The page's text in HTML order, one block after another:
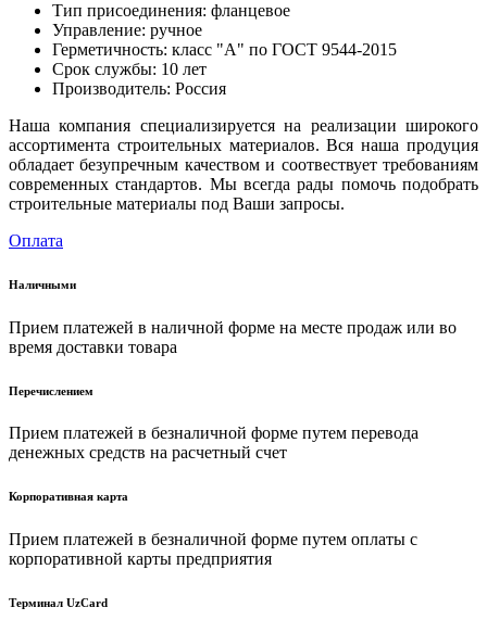
Тип присоединения: фланцевое
Управление: ручное
Герметичность: класс "А" по ГОСТ 9544-2015
Срок службы: 10 лет
Производитель: Россия
Наша компания специализируется на реализации широкого
ассортимента строительных материалов. Вся наша продуция
обладает безупречным качеством и соотвествует требованиям
современных стандартов. Мы всегда рады помочь подобрать
строительные материалы под Ваши запросы.
Оплата
Наличными
Прием платежей в наличной форме на месте продаж или во
время доставки товара
Перечислением
Прием платежей в безналичной форме путем перевода
денежных средств на расчетный счет
Корпоративная карта
Прием платежей в безналичной форме путем оплаты с
корпоративной карты предприятия
Терминал UzCard